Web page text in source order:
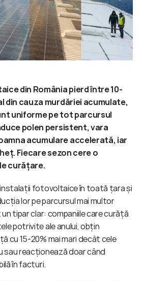
din România pierd între 10-
din cauza murdăriei acumulate,
uniforme pe tot parcursul
polen persistent, vara
acumulare accelerată, iar
Fiecare sezon cere o
curățare.
fotovoltaice în toată țara și
lor pe parcursul mai multor
tipar clar: companiile care curăță
potrivite ale anului, obțin
cu 15-20% mai mari decât cele
sau reacționează doar când
în facturi.